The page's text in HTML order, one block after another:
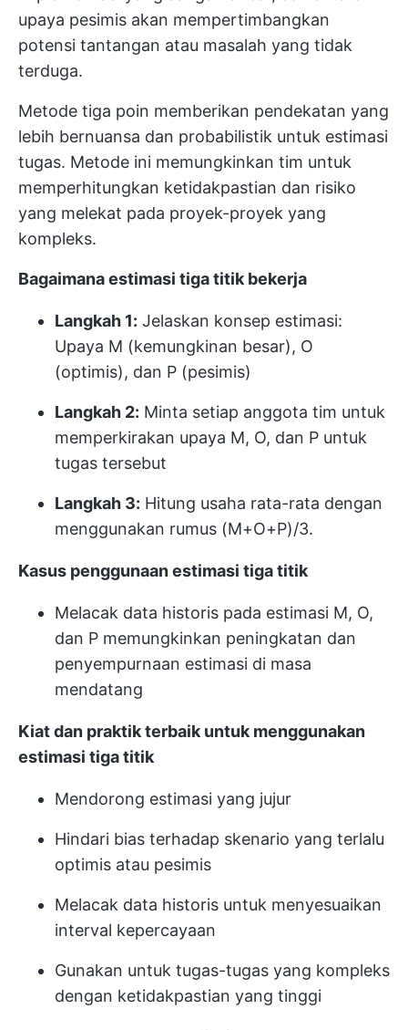
upaya pesimis akan mempertimbangkan
potensi tantangan atau masalah yang tidak
terduga.
Metode tiga poin memberikan pendekatan yang
lebih bernuansa dan probabilistik untuk estimasi
tugas. Metode ini memungkinkan tim untuk
memperhitungkan ketidakpastian dan risiko
yang melekat pada proyek-proyek yang
kompleks.
Bagaimana estimasi tiga titik bekerja
Langkah 1: Jelaskan konsep estimasi:
Upaya M (kemungkinan besar), O
(optimis), dan P (pesimis)
Langkah 2: Minta setiap anggota tim untuk
memperkirakan upaya M, O, dan P untuk
tugas tersebut
Langkah 3: Hitung usaha rata-rata dengan
menggunakan rumus (M+O+P)/3.
Kasus penggunaan estimasi tiga titik
Melacak data historis pada estimasi M, O,
dan P memungkinkan peningkatan dan
penyempurnaan estimasi di masa
mendatang
Kiat dan praktik terbaik untuk menggunakan
estimasi tiga titik
Mendorong estimasi yang jujur
Hindari bias terhadap skenario yang terlalu
optimis atau pesimis
Melacak data historis untuk menyesuaikan
interval kepercayaan
Gunakan untuk tugas-tugas yang kompleks
dengan ketidakpastian yang tinggi